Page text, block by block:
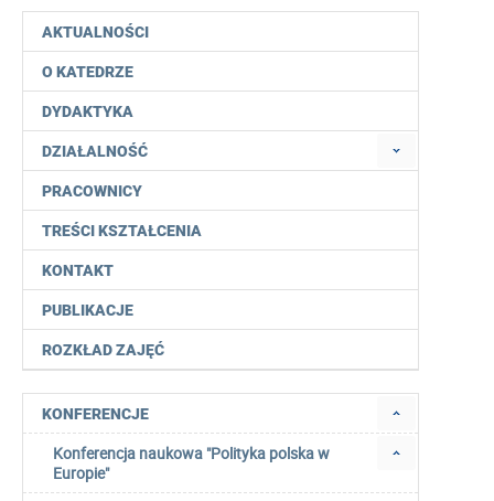
AKTUALNOŚCI
O KATEDRZE
DYDAKTYKA
DZIAŁALNOŚĆ
PRACOWNICY
TREŚCI KSZTAŁCENIA
KONTAKT
PUBLIKACJE
ROZKŁAD ZAJĘĆ
KONFERENCJE
Konferencja naukowa "Polityka polska w
Europie"